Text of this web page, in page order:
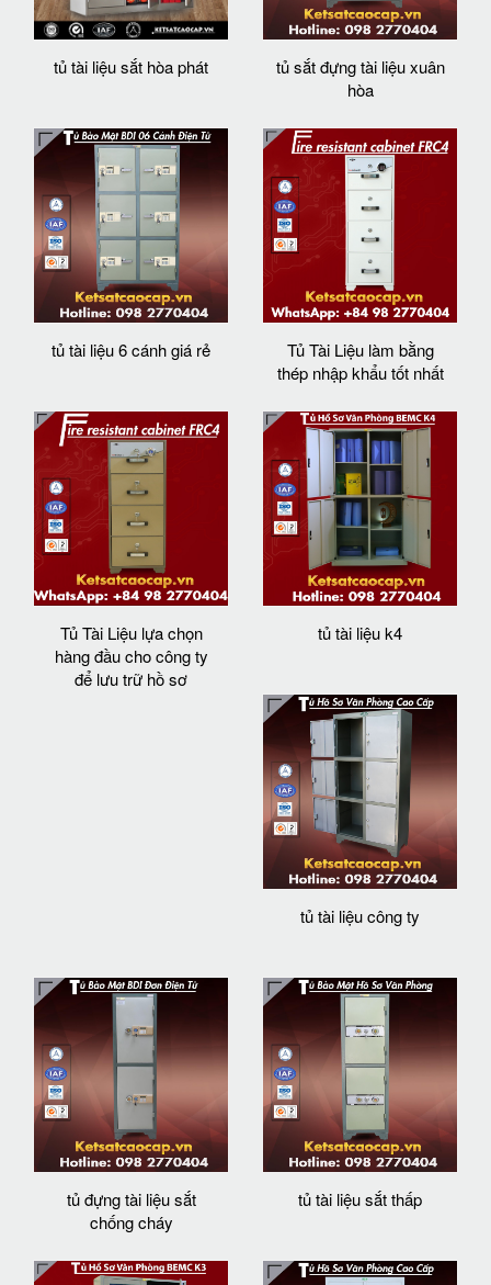
tủ tài liệu sắt hòa phát
tủ sắt đựng tài liệu xuân
hòa
tủ tài liệu 6 cánh giá rẻ
Tủ Tài Liệu làm bằng
thép nhập khẩu tốt nhất
Tủ Tài Liệu lựa chọn
hàng đầu cho công ty
để lưu trữ hồ sơ
tủ tài liệu k4
tủ tài liệu công ty
tủ đựng tài liệu sắt
chống cháy
tủ tài liệu sắt thấp